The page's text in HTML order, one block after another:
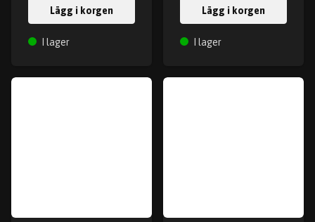
Lägg i korgen
I lager
Lägg i korgen
I lager